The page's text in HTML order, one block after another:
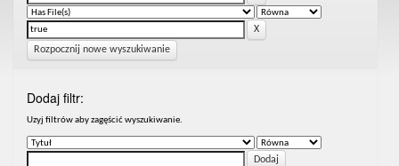
Rozpocznij nowe wyszukiwanie
Dodaj filtr:
Uzyj filtrów aby zagęścić wyszukiwanie.